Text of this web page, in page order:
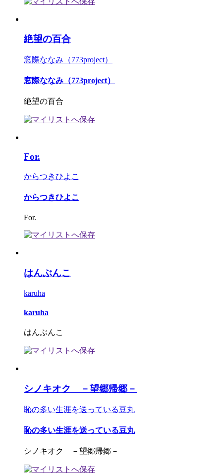
絶望の百合
窓際ななみ（773project）
窓際ななみ（773project）
絶望の百合
For.
からつきひよこ
からつきひよこ
For.
はんぶんこ
karuha
karuha
はんぶんこ
シノキオク －望郷帰郷－
恥の多い生涯を送っている豆丸
恥の多い生涯を送っている豆丸
シノキオク －望郷帰郷－